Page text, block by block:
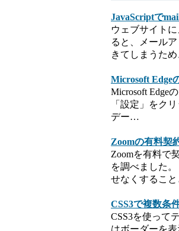
JavaScriptで
ウェブサイト
ると、メール
きてしまうた
Microsoft Edge
Microsoft Edge
「設定」をク
デー…
Zoomの有料契
Zoomを有料で
を調べました
せなくするこ
CSS3で複数条
CSS3を使って
はボーダーを